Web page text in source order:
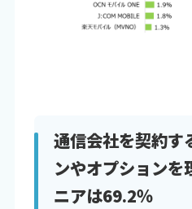
通信会社を契約す
ンやオプションを
ニアは69.2％